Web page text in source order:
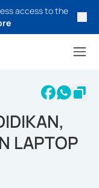
access to the
LAPTOP